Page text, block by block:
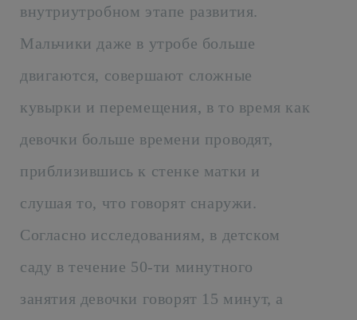
внутриутробном этапе развития.
Мальчики даже в утробе больше
двигаются, совершают сложные
кувырки и перемещения, в то время как
девочки больше времени проводят,
приблизившись к стенке матки и
слушая то, что говорят снаружи.
Согласно исследованиям, в детском
саду в течение 50-ти минутного
занятия девочки говорят 15 минут, а